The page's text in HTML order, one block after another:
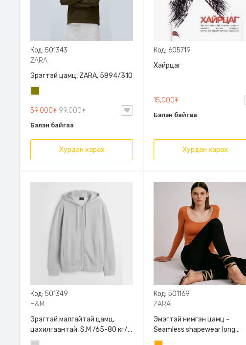
Код: 501343
ZARA
Эрэгтэй цамц, ZARA, 5894/310
59,000₮ 99,000₮
Бэлэн байгаа
Хурдан харах
Код: 605719
Хайрцаг
15,000₮
Бэлэн байгаа
Хурдан харах
Код: 501349
H&M
Эрэгтэй малгайтай цамц,
цахилгаантай, S,M /65-80 кг/,
H&M, 0852614006, Даавуу
Код: 501169
ZARA
Эмэгтэй нимгэн цамц -
Seamless shapewear long
sleeve t-shirt, 40-60кг жинд